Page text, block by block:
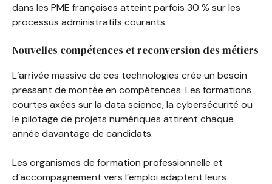
dans les PME françaises atteint parfois 30 % sur les
processus administratifs courants.
Nouvelles compétences et reconversion des métiers
L’arrivée massive de ces technologies crée un besoin
pressant de montée en compétences. Les formations
courtes axées sur la data science, la cybersécurité ou
le pilotage de projets numériques attirent chaque
année davantage de candidats.
Les organismes de formation professionnelle et
d’accompagnement vers l’emploi adaptent leurs